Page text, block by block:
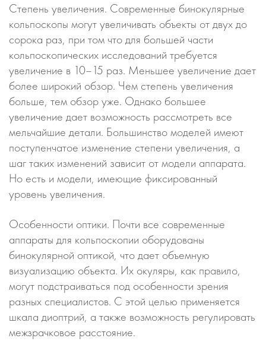
Степень увеличения. Современные бинокулярные
кольпоскопы могут увеличивать объекты от двух до
сорока раз, при том что для большей части
кольпоскопических исследований требуется
увеличение в 10–15 раз. Меньшее увеличение дает
более широкий обзор. Чем степень увеличения
больше, тем обзор уже. Однако большее
увеличение дает возможность рассмотреть все
мельчайшие детали. Большинство моделей имеют
поступенчатое изменение степени увеличения, а
шаг таких изменений зависит от модели аппарата.
Но есть и модели, имеющие фиксированный
уровень увеличения.
Особенности оптики. Почти все современные
аппараты для кольпоскопии оборудованы
бинокулярной оптикой, что дает объемную
визуализацию объекта. Их окуляры, как правило,
могут подстраиваться под особенности зрения
разных специалистов. С этой целью применяется
шкала диоптрий, а также возможность регулировать
межзрачковое расстояние.